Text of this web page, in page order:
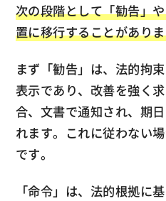
次の段階として「勧告」
置に移行することがあり
まず「勧告」は、法的拘
表示であり、改善を強く
合、文書で通知され、期
れます。これに従わない
です。
「命令」は、法的根拠に